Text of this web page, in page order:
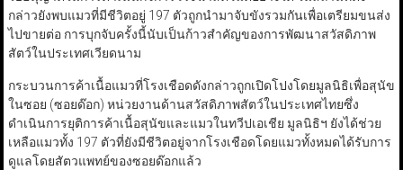
กล่าวยังพบแมวที่มีชีวิตอยู่ 197 ตัวถูกนำมาจับขังรวมกันเพื่อเตรียมขนส่ง
ไปขายต่อ การบุกจับครั้งนี้นับเป็นก้าวสำคัญของการพัฒนาสวัสดิภาพ
สัตว์ในประเทศเวียดนาม
กระบวนการค้าเนื้อแมวที่โรงเชือดดังกล่าวถูกเปิดโปงโดยมูลนิธิเพื่อสุนัข
ในซอย (ซอยด๊อก) หน่วยงานด้านสวัสดิภาพสัตว์ในประเทศไทยซึ่ง
ดำเนินการยุติการค้าเนื้อสุนัขและแมวในทวีปเอเชีย มูลนิธิฯ ยังได้ช่วย
เหลือแมวทั้ง 197 ตัวที่ยังมีชีวิตอยู่จากโรงเชือดโดยแมวทั้งหมดได้รับการ
ดูแลโดยสัตวแพทย์ของซอยด๊อกแล้ว